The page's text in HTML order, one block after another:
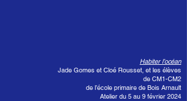
Habiter l’océan
Jade Gomes et Cloé Rousset, et les élèves
de CM1-CM2
de l’école primaire de Bois Arnault
Atelier du 5 au 9 février 2024